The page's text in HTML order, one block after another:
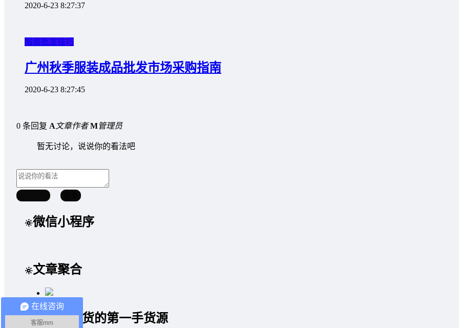
2020-6-23 8:27:37
服装批发技巧
广州秋季服装成品批发市场采购指南
2020-6-23 8:27:45
0 条回复 A文章作者 M管理员
暂无讨论，说说你的看法吧
微信小程序
文章聚合
品牌尾货的第一手货源
在线咨询
客服mm